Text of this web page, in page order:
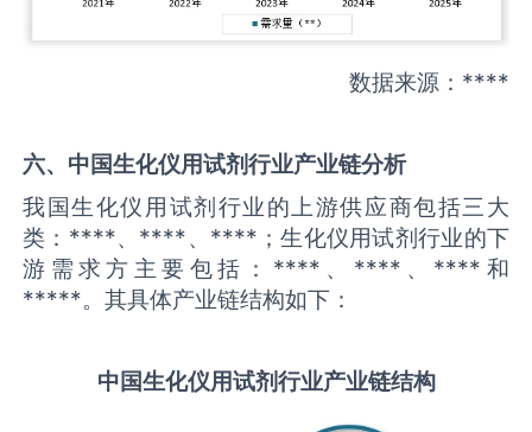
数据来源：****
六、中国生化仪用试剂行业产业链分析
我国生化仪用试剂行业的上游供应商包括三大
类：****、****、****；生化仪用试剂行业的下
游需求方主要包括：****、****、****和
*****。其具体产业链结构如下：
中国生化仪用试剂行业产业链结构